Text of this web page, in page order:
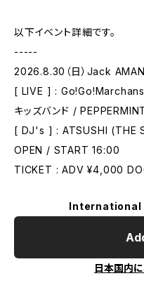
以下イベント詳細です。
-----
2026.8.30（日）Jack
[ LIVE ] :
キッズバンド /
[ DJ's ] : ATSUSHI (THE
OPEN / START 16:00
TICKET : ADV ¥4,000
International
日本国内